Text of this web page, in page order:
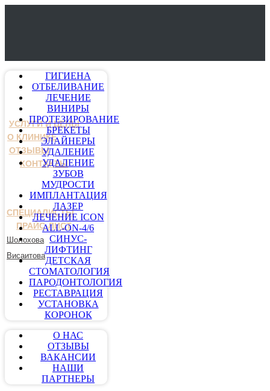
УСЛУГИ И ЦЕНЫ
О КЛИНИКЕ
ОТЗЫВЫ
КОНТАКТЫ
СПЕЦИАЛИСТЫ
ПРАЙС-ЛИСТ
Шолохова
Висаитова
ГИГИЕНА
ОТБЕЛИВАНИЕ
ЛЕЧЕНИЕ
ВИНИРЫ
ПРОТЕЗИРОВАНИЕ
БРЕКЕТЫ
ЭЛАЙНЕРЫ
УДАЛЕНИЕ
УДАЛЕНИЕ
ЗУБОВ
МУДРОСТИ
ИМПЛАНТАЦИЯ
ЛАЗЕР
ЛЕЧЕНИЕ ICON
ALL-ON-4/6
СИНУС-
ЛИФТИНГ
ДЕТСКАЯ
СТОМАТОЛОГИЯ
ПАРОДОНТОЛОГИЯ
РЕСТАВРАЦИЯ
УСТАНОВКА
КОРОНОК
О НАС
ОТЗЫВЫ
ВАКАНСИИ
НАШИ
ПАРТНЕРЫ